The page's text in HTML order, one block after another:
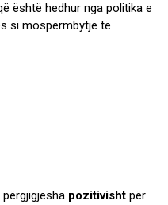
është hedhur nga politika e
si mospërmbytje të
pozitivisht për